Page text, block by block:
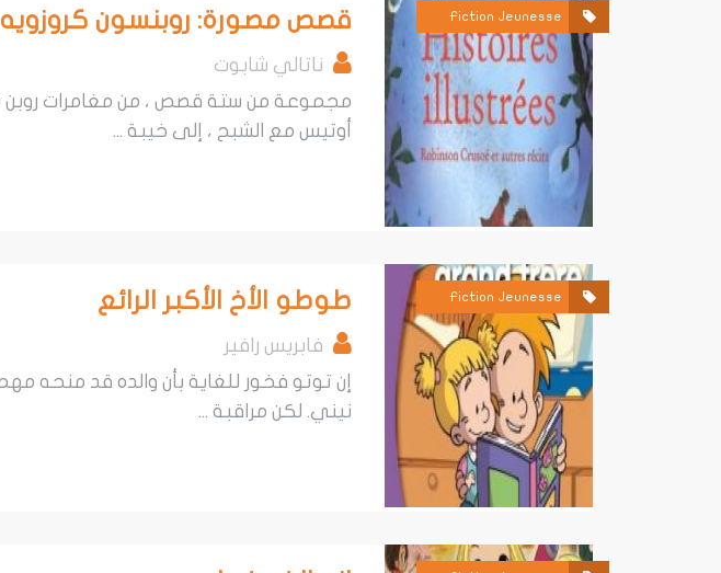
Fiction Jeunesse قصص مصورة: روبنسون
ناتالي شابوت
مجموعة من ستة قصص ، من مغامرات روبن
أوتيس مع الشبح ، إلى خيبة ...
Fiction Jeunesse طوطو الأخ الأكبر الرائع
فابريس رافير
إن توتو فخور للغاية بأن والده قد منحه
نيني. لكن مراقبة ...